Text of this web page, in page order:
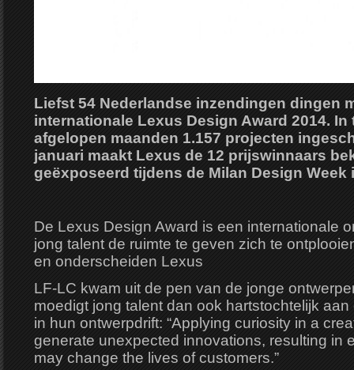
Liefst 54 Nederlandse inzendingen dingen
internationale Lexus Design Award 2014. In
afgelopen maanden 1.157 projecten
januari maakt Lexus de 12 prijswinnaars
geëxposeerd tijdens de Milan Design Week
De Lexus Design Award is een internationale
jong talent de ruimte te geven zich te
en onderscheiden Lexus
LF-LC kwam uit de pen van de jonge
moedigt jong talent dan ook hartstochtelijk
in hun ontwerpdrift: “Applying curiosity in a
generate unexpected innovations, resulting in
may change the lives of customers.”